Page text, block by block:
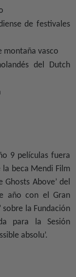
de festivales
montaña vasco
del Dutch
9 películas fuera
beca Mendi Film
Ghosts Above’ del
año con el Gran
sobre la Fundación
para la Sesión
absolu’.